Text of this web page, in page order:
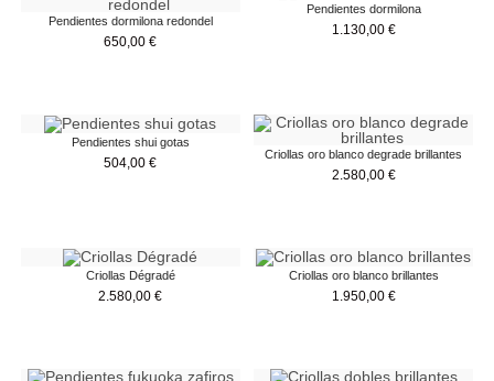
Pendientes dormilona redondel
650,00€
Pendientes dormilona
1.130,00 €
Pendientes shui gotas
504,00€
Criollas oro blanco degrade brillantes
2.580,00 €
Criollas Dégradé
2.580,00€
Criollas oro blanco brillantes
1.950,00 €